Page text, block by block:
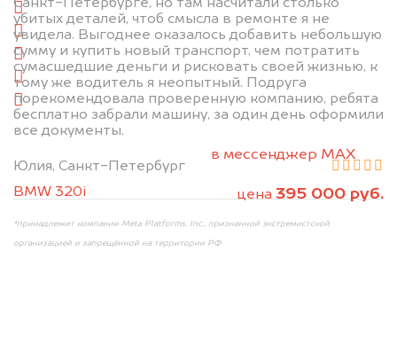
Санкт-Петербурге, но там насчитали столько
убитых деталей, чтоб смысла в ремонте я не
увидела. Выгоднее оказалось добавить небольшую
сумму и купить новый транспорт, чем потратить
сумасшедшие деньги и рисковать своей жизнью, к
тому же водитель я неопытный. Подруга
порекомендовала проверенную компанию, ребята
бесплатно забрали машину, за один день оформили
все документы.
Юлия, Санкт-Петербург
BMW 320i
цена 395 000 руб.
спереди
сзади
слева
справа
салон
2. Отправьте фотографии на номер +7 (958)
в мессенджер MAX
или на электронную почту info@dorogo.online
*принадлежит компании Meta Platforms, Inc., признанной экстремистской
организацией и запрещённой на территории РФ